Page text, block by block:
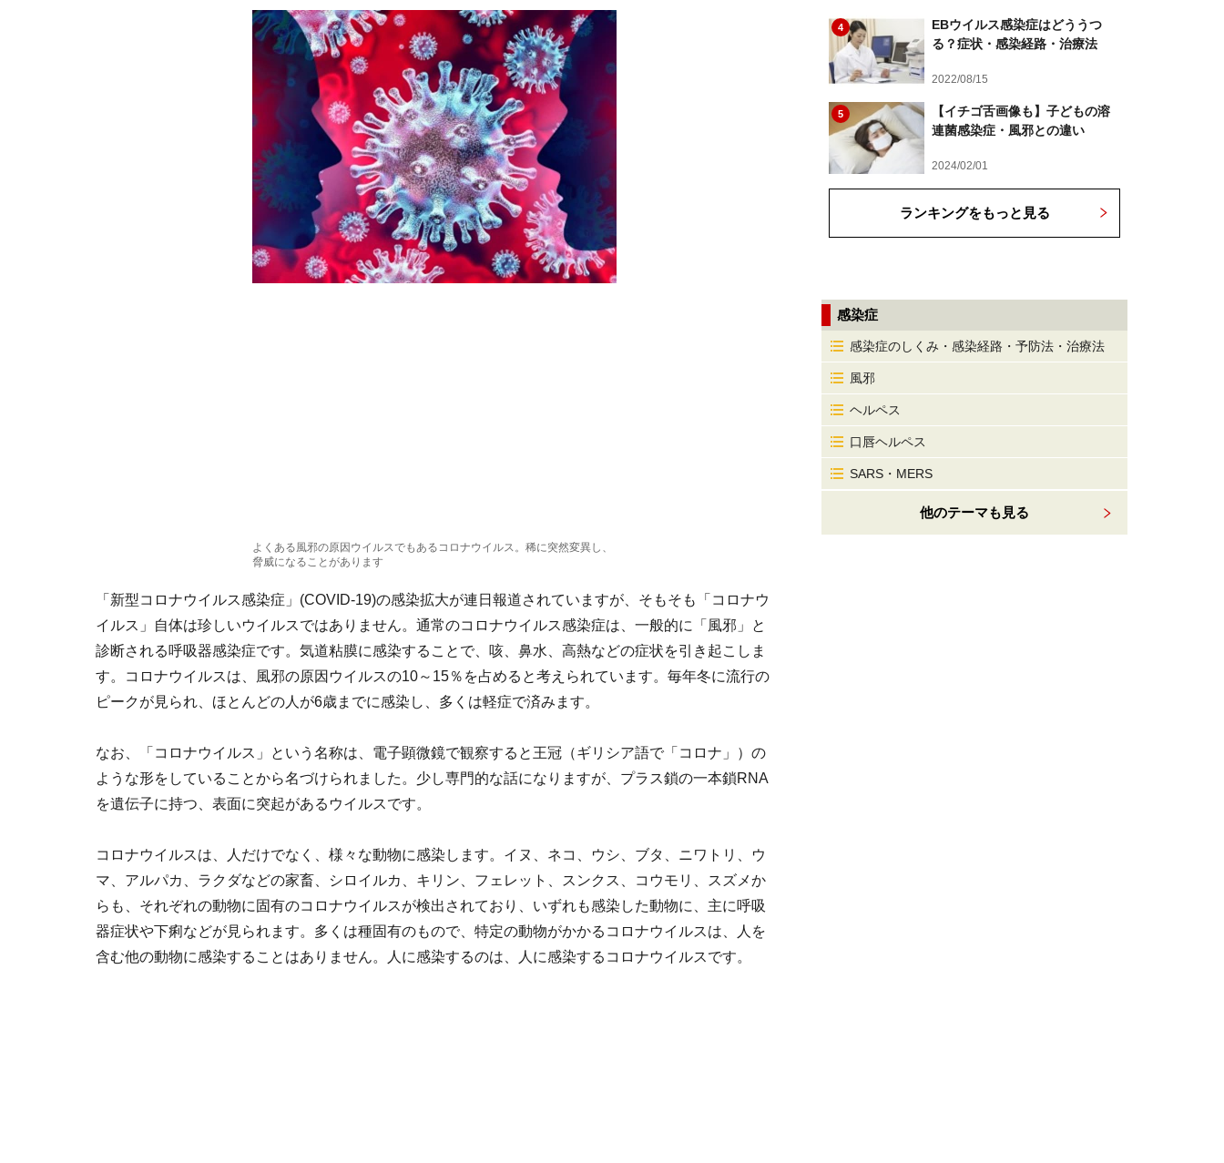
よくある風邪の原因ウイルスでもあるコロナウイルス。稀に突然変異し、
脅威になることがあります
「新型コロナウイルス感染症」(COVID-19)の感染拡大が連日報道されていますが、そもそも「コロナウ
イルス」自体は珍しいウイルスではありません。通常のコロナウイルス感染症は、一般的に「風邪」と
診断される呼吸器感染症です。気道粘膜に感染することで、咳、鼻水、高熱などの症状を引き起こしま
す。コロナウイルスは、風邪の原因ウイルスの10～15％を占めると考えられています。毎年冬に流行の
ピークが見られ、ほとんどの人が6歳までに感染し、多くは軽症で済みます。
なお、「コロナウイルス」という名称は、電子顕微鏡で観察すると王冠（ギリシア語で「コロナ」）の
ような形をしていることから名づけられました。少し専門的な話になりますが、プラス鎖の一本鎖RNA
を遺伝子に持つ、表面に突起があるウイルスです。
コロナウイルスは、人だけでなく、様々な動物に感染します。イヌ、ネコ、ウシ、ブタ、ニワトリ、ウ
マ、アルパカ、ラクダなどの家畜、シロイルカ、キリン、フェレット、スンクス、コウモリ、スズメか
らも、それぞれの動物に固有のコロナウイルスが検出されており、いずれも感染した動物に、主に呼吸
器症状や下痢などが見られます。多くは種固有のもので、特定の動物がかかるコロナウイルスは、人を
含む他の動物に感染することはありません。人に感染するのは、人に感染するコロナウイルスです。
4
EBウイルス感染症はどううつ
る？症状・感染経路・治療法
2022/08/15
5
【イチゴ舌画像も】子どもの溶
連菌感染症・風邪との違い
2024/02/01
ランキングをもっと見る
感染症
感染症のしくみ・感染経路・予防法・治療法
風邪
ヘルペス
口唇ヘルペス
SARS・MERS
他のテーマも見る